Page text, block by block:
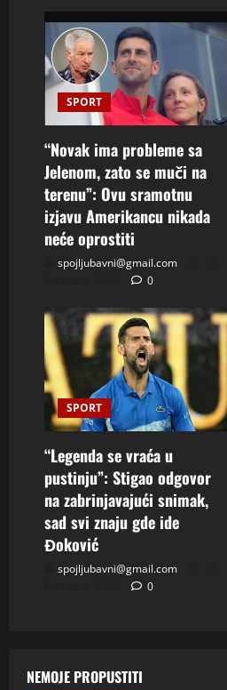
SPORT
“Novak ima probleme sa
Jelenom, zato se muči na
terenu”: Ovu sramotnu
izjavu Amerikancu nikada
neće oprostiti
spojljubavni@gmail.com
0
SPORT
“Legenda se vraća u
pustinju”: Stigao odgovor
na zabrinjavajući snimak,
sad svi znaju gde ide
Đoković
spojljubavni@gmail.com
0
NEMOJE PROPUSTITI